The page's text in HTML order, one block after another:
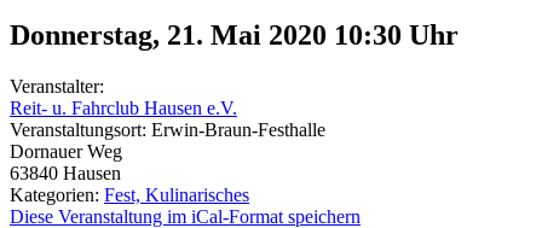
Donnerstag, 21. Mai 2020 10:30 Uhr
Veranstalter:
Reit- u. Fahrclub Hausen e.V.
Veranstaltungsort: Erwin-Braun-Festhalle
Dornauer Weg
63840 Hausen
Kategorien: Fest, Kulinarisches
Diese Veranstaltung im iCal-Format speichern